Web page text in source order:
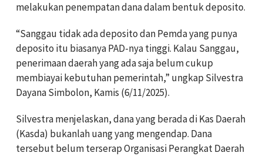
melakukan penempatan dana dalam bentuk deposito.
“Sanggau tidak ada deposito dan Pemda yang punya
deposito itu biasanya PAD-nya tinggi. Kalau Sanggau,
penerimaan daerah yang ada saja belum cukup
membiayai kebutuhan pemerintah,” ungkap Silvestra
Dayana Simbolon, Kamis (6/11/2025).
Silvestra menjelaskan, dana yang berada di Kas Daerah
(Kasda) bukanlah uang yang mengendap. Dana
tersebut belum terserap Organisasi Perangkat Daerah